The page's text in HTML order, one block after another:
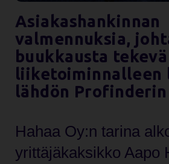
Asiakashankinnan
valmennuksia,
buukkausta tekevä
liiketoiminnalleen
lähdön
Hahaa Oy:n tarina
yrittäjäkaksikko Aapo